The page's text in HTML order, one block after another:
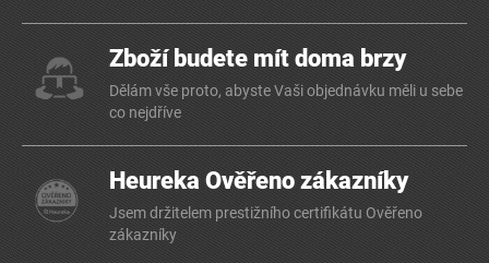
Zboží budete mít doma brzy
Dělám vše proto, abyste Vaši objednávku měli u sebe
co nejdříve
Heureka Ověřeno zákazníky
Jsem držitelem prestižního certifikátu Ověřeno
zákazníky